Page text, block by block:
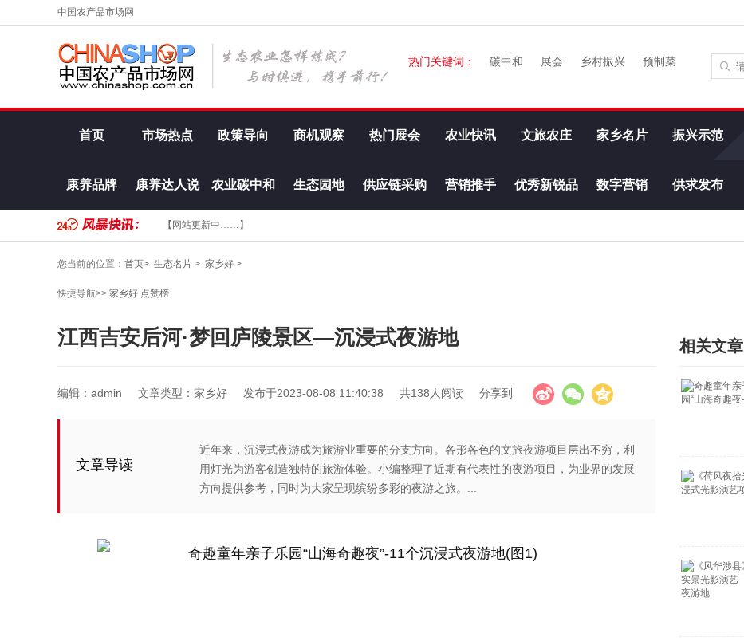
中国农产品市场网
热门关键词： 碳中和 展会 乡村振兴 预制菜
首页 市场热点 政策导向 商机观察 热门展会 农业快讯 文旅农庄 家乡名片 振兴示范
康养品牌 康养达人说 农业碳中和 生态园地 供应链采购 营销推手 优秀新锐品 数字营销 供求发布
【网站更新中……】
您当前的位置： 首页> 生态名片 > 家乡好 >
快捷导航>> 家乡好 点赞榜
江西吉安后河·梦回庐陵景区—沉浸式夜游地
编辑： admin 文章类型：家乡好 发布于2023-08-08 11:40:38 共138人阅读 分享到
文章导读
近年来，沉浸式夜游成为旅游业重要的分支方向。各形各色的文旅夜游项目层出不穷，利
用灯光为游客创造独特的旅游体验。小编整理了近期有代表性的夜游项目，为业界的发展
方向提供参考，同时为大家呈现缤纷多彩的夜游之旅。...
相关文章